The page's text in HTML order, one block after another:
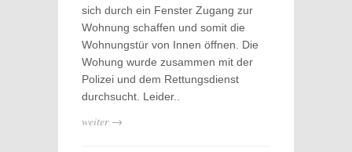
sich durch ein Fenster Zugang zur
Wohnung schaffen und somit die
Wohnungstür von Innen öffnen. Die
Wohung wurde zusammen mit der
Polizei und dem Rettungsdienst
durchsucht. Leider..
weiter →